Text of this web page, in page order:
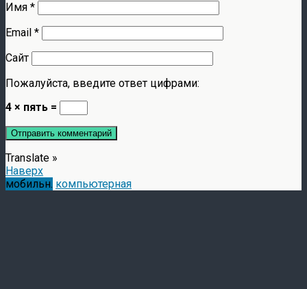
Имя *
Email *
Сайт
Пожалуйста, введите ответ цифрами:
4 × пять =
Translate »
Наверх
мобильн. компьютерная